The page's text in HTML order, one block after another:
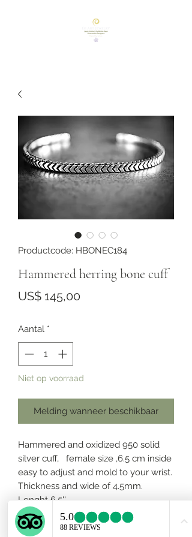
Productcode: HBONEC184
Hammered herring bone cuff
US$ 145,00
Aantal *
Niet op voorraad
Melding wanneer beschikbaar
Hammered and oxidized 950 solid
silver cuff, female size ,6.5 cm inside
easy to adjust and mold to your wrist.
Thickness and wide of 4.5mm.
Lenght 6.5''.